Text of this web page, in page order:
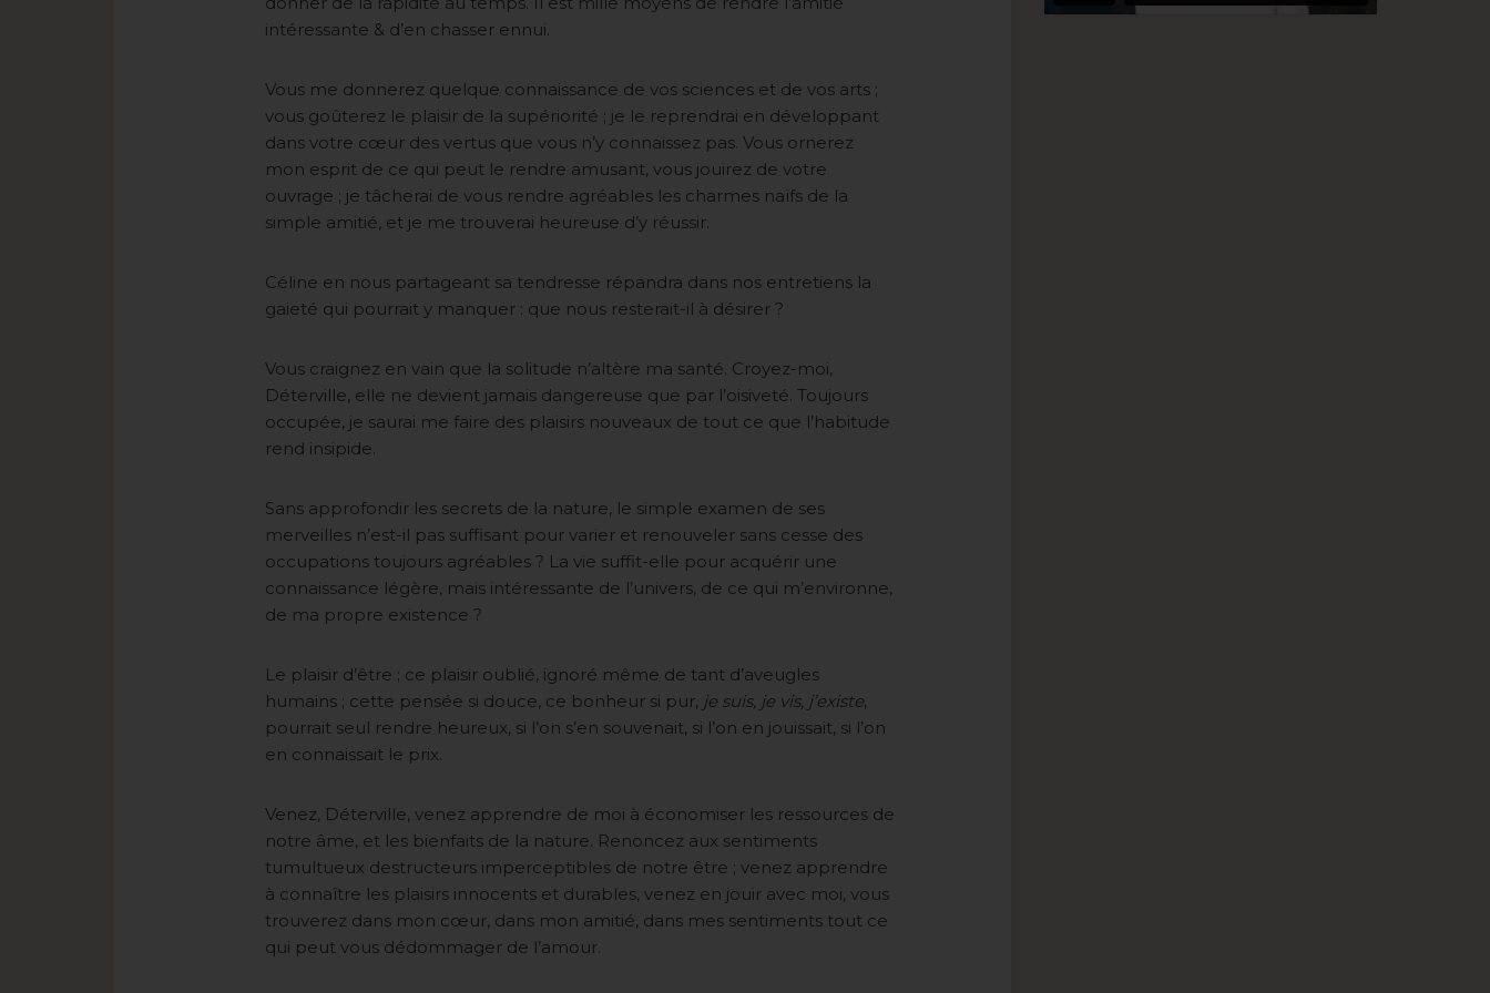
intéressante & d’en chasser ennui.
Vous me donnerez quelque connaissance de vos sciences et de vos arts ;
vous goûterez le plaisir de la supériorité ; je le reprendrai en développant
dans votre cœur des vertus que vous n’y connaissez pas. Vous ornerez
mon esprit de ce qui peut le rendre amusant, vous jouirez de votre
ouvrage ; je tâcherai de vous rendre agréables les charmes naïfs de la
simple amitié, et je me trouverai heureuse d’y réussir.
Céline en nous partageant sa tendresse répandra dans nos entretiens la
gaieté qui pourrait y manquer : que nous resterait-il à désirer ?
Vous craignez en vain que la solitude n’altère ma santé. Croyez-moi,
Déterville, elle ne devient jamais dangereuse que par l’oisiveté. Toujours
occupée, je saurai me faire des plaisirs nouveaux de tout ce que l’habitude
rend insipide.
Sans approfondir les secrets de la nature, le simple examen de ses
merveilles n’est-il pas suffisant pour varier et renouveler sans cesse des
occupations toujours agréables ? La vie suffit-elle pour acquérir une
connaissance légère, mais intéressante de l’univers, de ce qui m’environne,
de ma propre existence ?
Le plaisir d’être ; ce plaisir oublié, ignoré même de tant d’aveugles
humains ; cette pensée si douce, ce bonheur si pur, je suis, je vis, j’existe,
pourrait seul rendre heureux, si l’on s’en souvenait, si l’on en jouissait, si l’on
en connaissait le prix.
Venez, Déterville, venez apprendre de moi à économiser les ressources de
notre âme, et les bienfaits de la nature. Renoncez aux sentiments
tumultueux destructeurs imperceptibles de notre être ; venez apprendre
à connaître les plaisirs innocents et durables, venez en jouir avec moi, vous
trouverez dans mon cœur, dans mon amitié, dans mes sentiments tout ce
qui peut vous dédommager de l’amour.